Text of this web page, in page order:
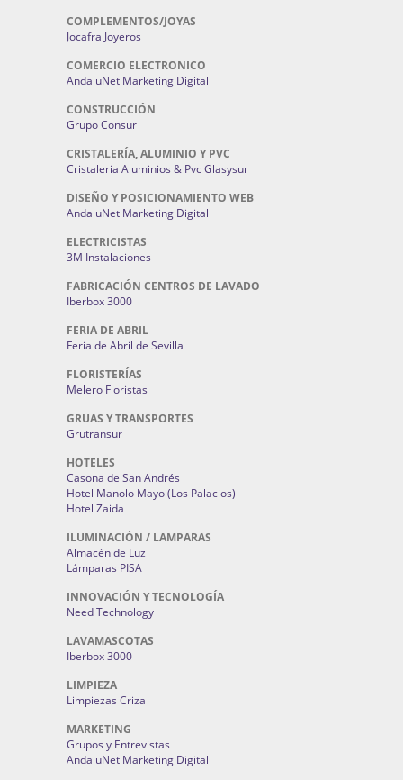
COMPLEMENTOS/JOYAS
Jocafra Joyeros
COMERCIO ELECTRONICO
AndaluNet Marketing Digital
CONSTRUCCIÓN
Grupo Consur
CRISTALERÍA, ALUMINIO Y PVC
Cristaleria Aluminios & Pvc Glasysur
DISEÑO Y POSICIONAMIENTO WEB
AndaluNet Marketing Digital
ELECTRICISTAS
3M Instalaciones
FABRICACIÓN CENTROS DE LAVADO
Iberbox 3000
FERIA DE ABRIL
Feria de Abril de Sevilla
FLORISTERÍAS
Melero Floristas
GRUAS Y TRANSPORTES
Grutransur
HOTELES
Casona de San Andrés
Hotel Manolo Mayo (Los Palacios)
Hotel Zaida
ILUMINACIÓN / LAMPARAS
Almacén de Luz
Lámparas PISA
INNOVACIÓN Y TECNOLOGÍA
Need Technology
LAVAMASCOTAS
Iberbox 3000
LIMPIEZA
Limpiezas Criza
MARKETING
Grupos y Entrevistas
AndaluNet Marketing Digital